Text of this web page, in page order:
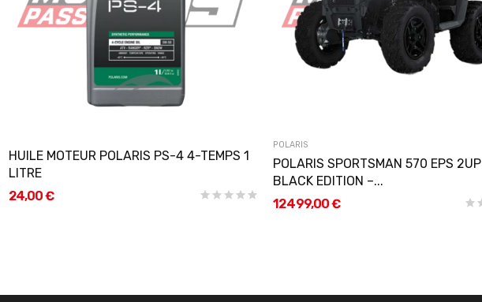
HUILE MOTEUR POLARIS PS-4 4-TEMPS 1
LITRE
24,00 €
POLARIS
POLARIS SPORTSMAN 570 EPS 2UP
BLACK EDITION –...
12 499,00 €